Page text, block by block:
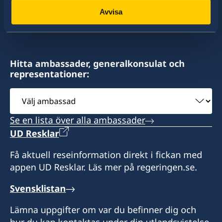
Avvisa
av drygt 100 utlandsmyndigheter.
Hitta ambassader, generalkonsulat och
representationer:
Välj
ambassad
Se en lista över alla ambassader
UD Resklar
Få aktuell reseinformation direkt i fickan med
appen UD Resklar. Läs mer på regeringen.se.
Svensklistan
Lämna uppgifter om var du befinner dig och